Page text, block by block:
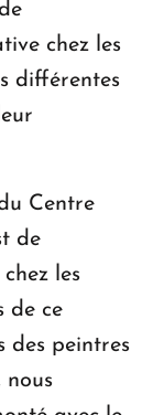
chez les
différentes
Centre
de
les
de ce
des peintres
nous